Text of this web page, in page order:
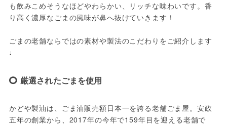
も飲みこめそうなほどやわらかい、リッチな味わいです。香
り高く濃厚なごまの風味が鼻へ抜けていきます！
ごまの老舗ならではの素材や製法のこだわりをご紹介します
♩
厳選されたごまを使用
かどや製油は、ごま油販売額日本一を誇る老舗ごま屋。安政
五年の創業から、2017年の今年で159年目を迎える老舗で